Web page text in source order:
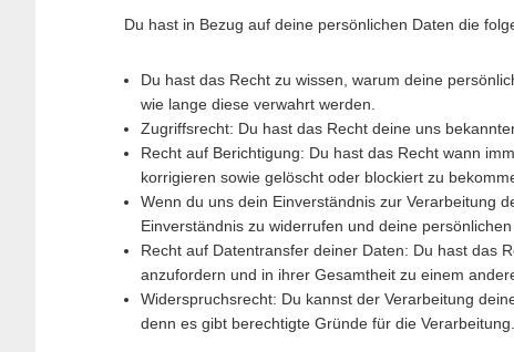
Du hast in Bezug auf deine persönlichen Daten die
Du hast das Recht zu wissen, warum deine
wie lange diese verwahrt werden.
Zugriffsrecht: Du hast das Recht deine uns
Recht auf Berichtigung: Du hast das Recht wann
korrigieren sowie gelöscht oder blockiert zu
Wenn du uns dein Einverständnis zur Verarbeitung
Einverständnis zu widerrufen und deine
Recht auf Datentransfer deiner Daten: Du hast das
anzufordern und in ihrer Gesamtheit zu einem
Widerspruchsrecht: Du kannst der Verarbeitung
denn es gibt berechtigte Gründe für die Verarbeitung.